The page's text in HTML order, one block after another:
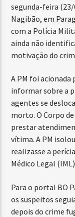
segunda-feira
Nagibão, em
com a Polícia
ainda não
motivação do
A PM foi
informar sobre a
agentes se
morto. O Corpo
prestar
vítima. A PM
realizasse a
Médico Legal
Para o portal BO
os suspeitos
depois do crime